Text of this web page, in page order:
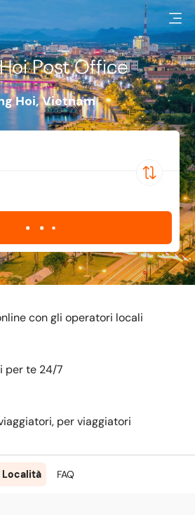
Post Office
Hoi,Vietnam
Località FAQ
con gli operatori locali
per te 24/7
per viaggiatori